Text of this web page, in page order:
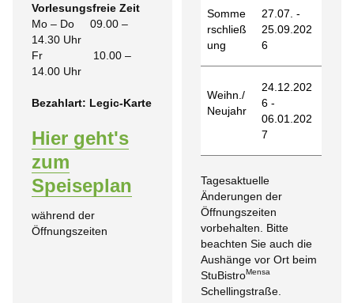
Vorlesungsfreie Zeit
Mo – Do 09.00 –
14.30 Uhr
Fr 10.00 –
14.00 Uhr
Bezahlart: Legic-Karte
Hier geht's
zum
Speiseplan
während der
Öffnungszeiten
Somme
rschließ
ung
27.07. -
25.09.202
6
Weihn./
Neujahr
24.12.202
6 -
06.01.202
7
Tagesaktuelle
Änderungen der
Öffnungszeiten
vorbehalten. Bitte
beachten Sie auch die
Aushänge vor Ort beim
StuBistroMensa
Schellingstraße.